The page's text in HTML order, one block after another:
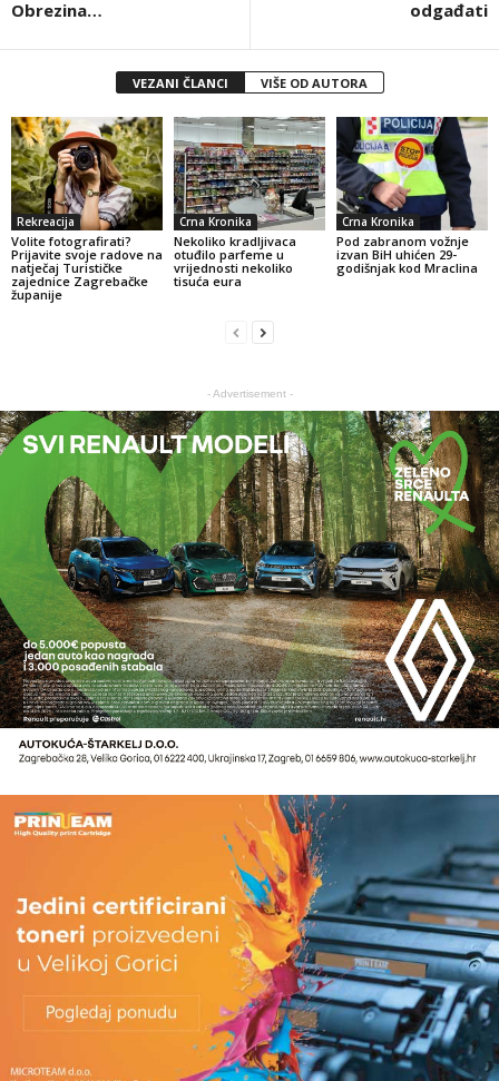
Obrezina… odgađati
VEZANI ČLANCI VIŠE OD AUTORA
Rekreacija
Volite fotografirati?
Prijavite svoje radove na
natječaj Turističke
zajednice Zagrebačke
županije
Crna Kronika
Nekoliko kradljivaca
otuđilo parfeme u
vrijednosti nekoliko
tisuća eura
Crna Kronika
Pod zabranom vožnje
izvan BiH uhićen 29-
godišnjak kod Mraclina
- Advertisement -